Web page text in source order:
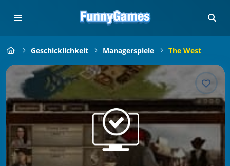
Geschicklichkeit Managerspiele The West